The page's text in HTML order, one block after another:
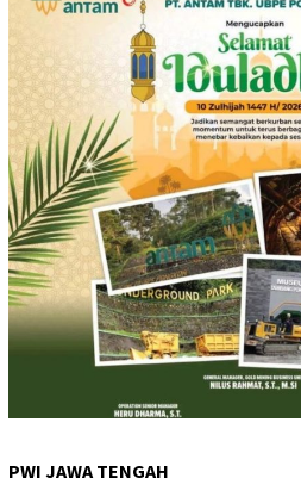
PWI JAWA TENGAH